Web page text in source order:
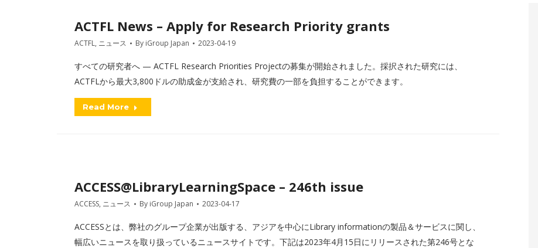
ACTFL News – Apply for Research Priority grants
ACTFL, ニュース By iGroup Japan 2023-04-19
すべての研究者へ — ACTFL Research Priorities Projectの募集が開始されました。採択された研究には、
ACTFLから最大3,800ドルの助成金が支給され、研究費の一部を負担することができます。
Read More
ACCESS@LibraryLearningSpace – 246th issue
ACCESS, ニュース By iGroup Japan 2023-04-17
ACCESSとは、弊社のグループ企業が出版する、アジアを中心にLibrary informationの製品＆サービスに関し、
幅広いニュースを取り扱っているニュースサイトです。下記は2023年4月15日にリリースされた第246号とな